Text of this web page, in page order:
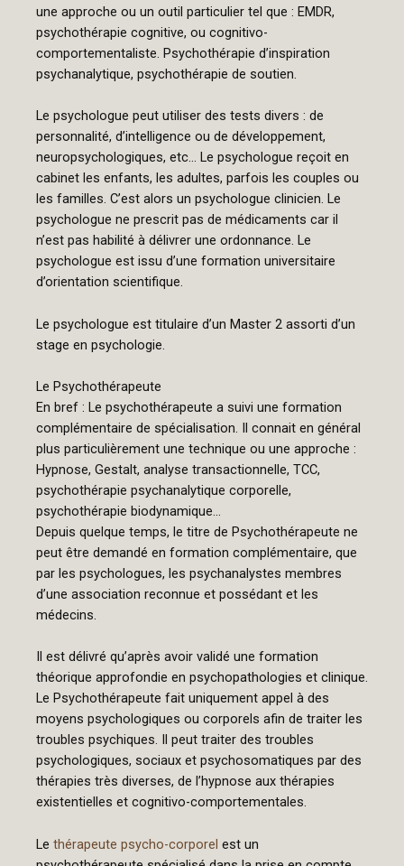
une approche ou un outil particulier tel que : EMDR,
psychothérapie cognitive, ou cognitivo-
comportementaliste. Psychothérapie d’inspiration
psychanalytique, psychothérapie de soutien.
Le psychologue peut utiliser des tests divers : de
personnalité, d’intelligence ou de développement,
neuropsychologiques, etc… Le psychologue reçoit en
cabinet les enfants, les adultes, parfois les couples ou
les familles. C’est alors un psychologue clinicien. Le
psychologue ne prescrit pas de médicaments car il
n’est pas habilité à délivrer une ordonnance. Le
psychologue est issu d’une formation universitaire
d’orientation scientifique.
Le psychologue est titulaire d’un Master 2 assorti d’un
stage en psychologie.
Le Psychothérapeute
En bref : Le psychothérapeute a suivi une formation
complémentaire de spécialisation. Il connait en général
plus particulièrement une technique ou une approche :
Hypnose, Gestalt, analyse transactionnelle, TCC,
psychothérapie psychanalytique corporelle,
psychothérapie biodynamique…
Depuis quelque temps, le titre de Psychothérapeute ne
peut être demandé en formation complémentaire, que
par les psychologues, les psychanalystes membres
d’une association reconnue et possédant et les
médecins.
Il est délivré qu’après avoir validé une formation
théorique approfondie en psychopathologies et clinique.
Le Psychothérapeute fait uniquement appel à des
moyens psychologiques ou corporels afin de traiter les
troubles psychiques. Il peut traiter des troubles
psychologiques, sociaux et psychosomatiques par des
thérapies très diverses, de l’hypnose aux thérapies
existentielles et cognitivo-comportementales.
Le thérapeute psycho-corporel est un